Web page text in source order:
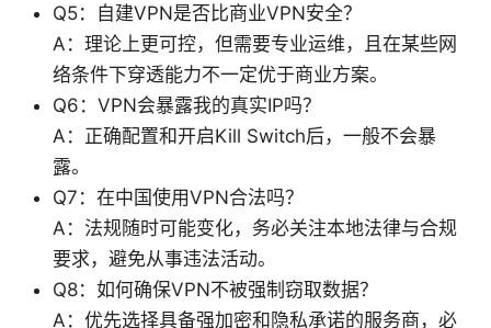
Q5：自建VPN是否比商业VPN安全？
A：理论上更可控，但需要专业运维，且在某些网
络条件下穿透能力不一定优于商业方案。
Q6：VPN会暴露我的真实IP吗？
A：正确配置和开启Kill Switch后，一般不会暴
露。
Q7：在中国使用VPN合法吗？
A：法规随时可能变化，务必关注本地法律与合规
要求，避免从事违法活动。
Q8：如何确保VPN不被强制窃取数据？
A：优先选择具备强加密和隐私承诺的服务商，必